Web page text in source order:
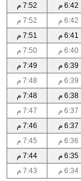
6:42 م
7:52 م
6:42 م
7:52 م
6:41 م
7:51 م
6:40 م
7:50 م
6:39 م
7:49 م
6:39 م
7:48 م
6:38 م
7:48 م
6:37 م
7:47 م
6:37 م
7:46 م
6:36 م
7:45 م
6:35 م
7:44 م
6:34 م 7:43 م